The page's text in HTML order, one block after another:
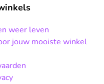
weer leven
jouw mooiste winkel